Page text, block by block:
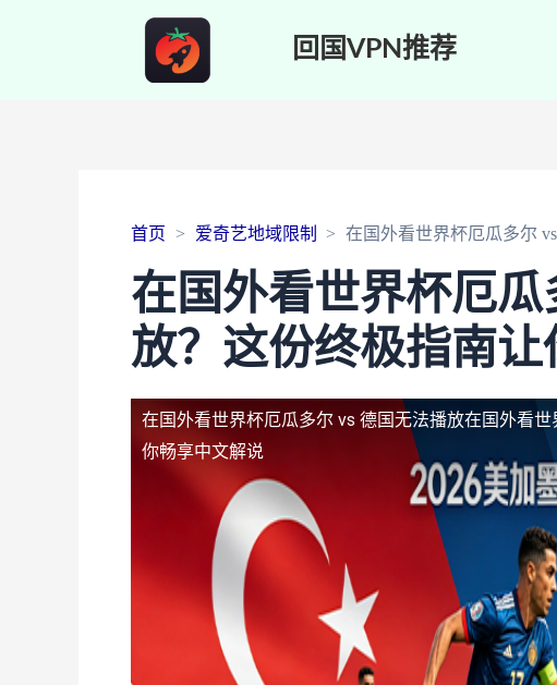
回国VPN推荐
首页 爱奇艺地域限制 在国外看世界杯厄瓜多尔
在国外看世界杯厄
放？这份终极指南
在国外看世界杯厄瓜多尔 vs 德国无法播放在国外看世
你畅享中文解说